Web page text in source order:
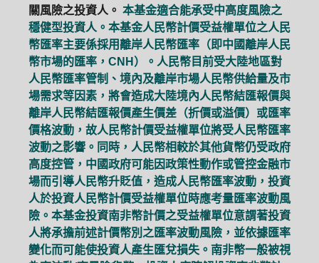
關風險之投資人。 本基金適合能承受中高度風險之
穩健型投資人。本基金人民幣計價受益權單位之人民
幣匯率主要係採用離岸人民幣匯率（即中國離岸人民
幣市場的匯率，CNH）。人民幣目前受大陸地區對
人民幣匯率管制、境內及離岸市場人民幣供給量及市
場需求等因素，將會造成大陸境內人民幣結匯報價與
離岸人民幣結匯報價產生價差（折價或溢價）或匯率
價格波動，故人民幣計價受益權單位將受人民幣匯率
波動之影響。同時，人民幣相較於其他貨幣仍受政府
高度控管，中國政府可能因政策性動作或管控金融市
場而引導人民幣升貶值，造成人民幣匯率波動，投資
人於投資人民幣計價受益權單位時應考量匯率波動風
險。本基金投資南非幣計價之受益權單位意謂著投資
人將承擔前述計價幣別之匯率波動風險，並依據匯率
變化而可能使投資人產生匯兌損失。南非幣一般被視